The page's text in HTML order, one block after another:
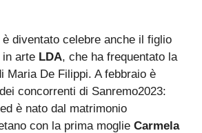
diventato celebre anche il figlio
in arte LDA, che ha frequentato la
Maria De Filippi. A febbraio è
concorrenti di Sanremo2023:
è nato dal matrimonio
con la prima moglie Carmela